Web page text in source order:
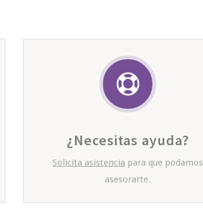
¿Necesitas ayuda?
Solicita asistencia para que podamos
asesorarte.